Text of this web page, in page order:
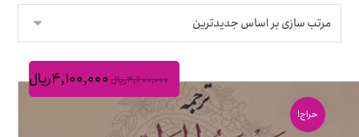
۴,۶۰۰,۰۰۰ریال ۴,۱۰۰,۰۰۰ریال
حراج!